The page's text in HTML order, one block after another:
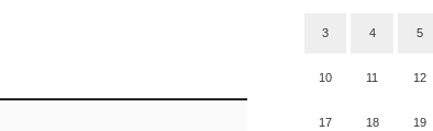
3 4 5
10 11 12
17 18 19